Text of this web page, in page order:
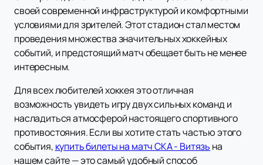
своей современной инфраструктурой и комфортными
условиями для зрителей. Этот стадион стал местом
проведения множества значительных хоккейных
событий, и предстоящий матч обещает быть не менее
интересным.
Для всех любителей хоккея это отличная
возможность увидеть игру двух сильных команд и
насладиться атмосферой настоящего спортивного
противостояния. Если вы хотите стать частью этого
события, купить билеты на матч СКА - Витязь на
нашем сайте — это самый удобный способ